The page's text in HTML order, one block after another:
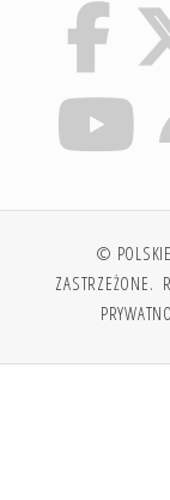
©
ZASTRZEŻONE.